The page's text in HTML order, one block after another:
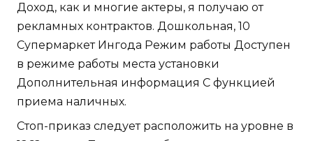
Доход, как и многие актеры, я получаю от
рекламных контрактов. Дошкольная, 10
Супермаркет Ингода Режим работы Доступен
в режиме работы места установки
Дополнительная информация С функцией
приема наличных.
Стоп-приказ следует расположить на уровне в